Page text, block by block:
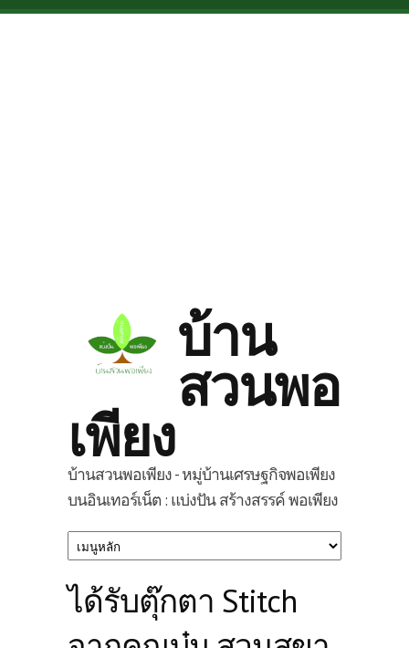
Skip to main content
บ้าน
สวนพอ
เพียง
บ้านสวนพอเพียง - หมู่บ้านเศรษฐกิจพอเพียง
บนอินเทอร์เน็ต : แบ่งปัน สร้างสรรค์ พอเพียง
ได้รับตุ๊กตา Stitch